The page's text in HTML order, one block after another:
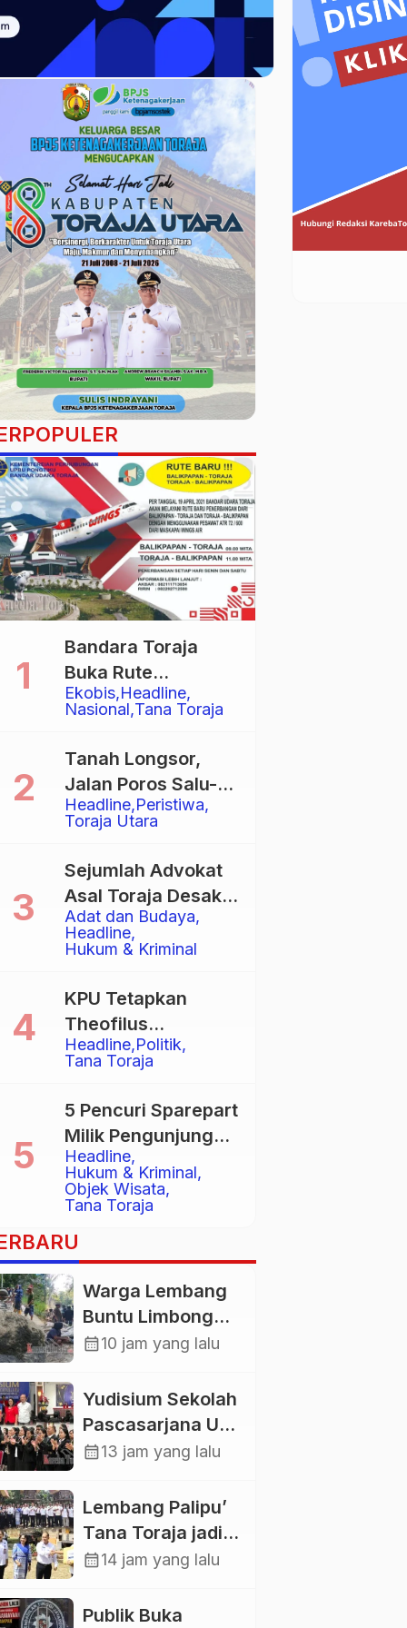
Ekobis Headline
Nasional Tana Toraja
Bandara Toraja
Buka Rute
Penerbangan
Langsung Toraja-
Balikpapan
Headline Peristiwa
Toraja Utara
Tanah Longsor,
Jalan Poros Salu-
Dende’ Tertutup
Total
Adat dan Budaya
Headline
Hukum & Kriminal
Sejumlah Advokat
Asal Toraja Desak
Mahkamah Agung
Larang Penggunaan
Eksekusi Rumah
Adat Tongkonan
Headline Politik
Tana Toraja
KPU Tetapkan
Theofilus
Allorerung dan
Zadrak Tombe
sebagai Bupati dan
Wakil Bupati Tana
Toraja Terpilih
Headline
Hukum & Kriminal
Objek Wisata
Tana Toraja
5 Pencuri Sparepart
Milik Pengunjung
Objek Wisata
Pango-Pango
Ditangkap Polisi
Warga Lembang
Buntu Limbong
Gandasil,
Jalan Sepanjang
500 Meter
calendar_month10 jam yang lalu
Yudisium Sekolah
Pascasarjana UKI
Toraja Lahirkan
calendar_month13 jam yang lalu
Lembang Palipu’
Tana Toraja jadi
Percontohan
Sejahtera oleh
calendar_month14 jam yang lalu
Publik Buka